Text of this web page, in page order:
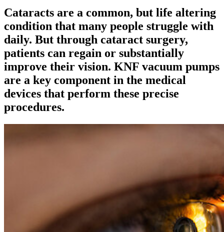
Cataracts are a common, but life altering
condition that many people struggle with
daily. But through cataract surgery,
patients can regain or substantially
improve their vision. KNF vacuum pumps
are a key component in the medical
devices that perform these precise
procedures.